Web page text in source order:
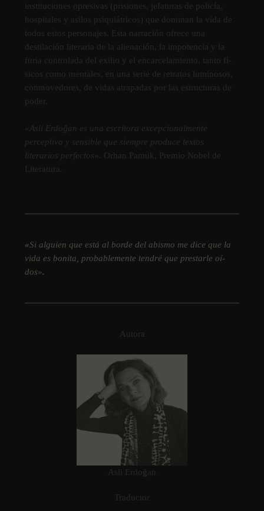
instituciones opresivas (prisiones, jefaturas de policí­a,
hospitales y asilos psiquiátricos) que dominan la vida de
todos estos personajes. Esta narración ofrece una
destilación literaria de la alienación, la impotencia y la
furia controlada del exilio y el encarcelamiento, tanto fí­
sicos como mentales, en una serie de retratos luminosos,
conmovedores, de vidas atrapadas por las estructuras de
poder.
« Asli Erdoğan es una escritora excepcionalmente
perceptiva y sensible que siempre produce textos
literarios perfectos». Orhan Pamuk, Premio Nobel de
Literatura.
«Si alguien que está al borde del abismo me dice que la
vida es bonita, probablemente tendré que prestarle oí­
dos».
Autora
Asli Erdoğ an
Traductor